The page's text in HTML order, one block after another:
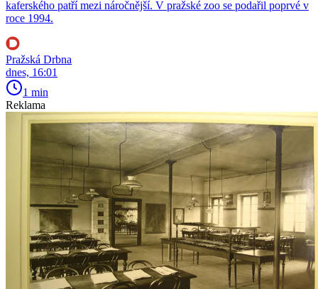
kaferského patří mezi náročnější. V pražské zoo se podařil poprvé v
roce 1994.
Pražská Drbna
dnes, 16:01
1 min
Reklama